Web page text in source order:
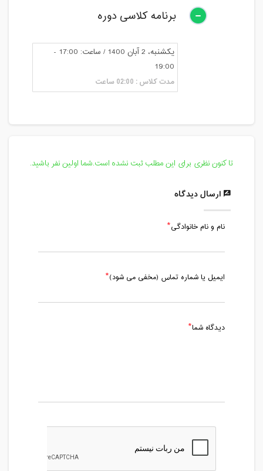
برنامه کلاسی دوره
یکشنبه، 2 آبان 1400 / ساعت: 17:00 -
19:00
مدت کلاس : 02:00 ساعت
تا کنون نظری برای این مطلب ثبت نشده است.شما اولین نفر باشید.
ارسال دیدگاه
نام و نام خانوادگی
ایمیل یا شماره تماس (مخفی می شود)
دیدگاه شما